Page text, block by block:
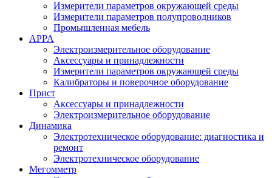
Измерители параметров окружающей среды
Измерители параметров полупроводников
Промышленная мебель
APPA
Электроизмерительное оборудование
Аксессуары и принадлежности
Измерители параметров окружающей среды
Калибраторы и поверочное оборудование
Прист
Аксессуары и принадлежности
Электроизмерительное оборудование
Динамика
Электротехническое оборудование: диагностика и
ремонт
Электротехническое оборудование
Мегомметр